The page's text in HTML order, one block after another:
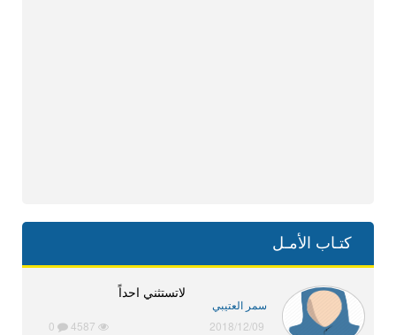
كتـاب الأمـل
لاتستثني احداً
سمر العتيبي
2018/12/09